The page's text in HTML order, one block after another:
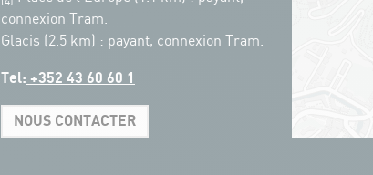
connexion Tram.
Glacis (2.5 km) : payant, connexion Tram.
Tel: +352 43 60 60 1
NOUS CONTACTER